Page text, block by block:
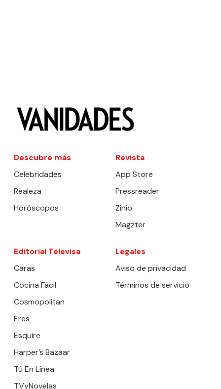
Descubre más
Celebridades
Realeza
Horóscopos
Revista
App Store
Pressreader
Zinio
Magzter
Editorial Televisa
Caras
Cocina Fácil
Cosmopolitan
Eres
Esquire
Harper’s Bazaar
Tú En Línea
TVyNovelas
Legales
Aviso de privacidad
Términos de servicio